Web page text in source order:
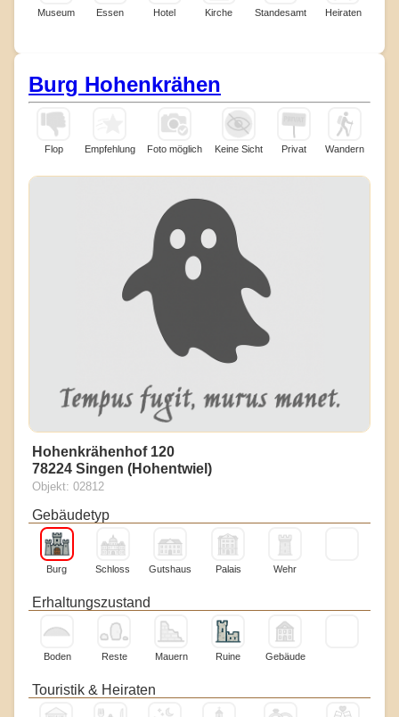
Museum Essen Hotel Kirche Standesamt Heiraten
Burg Hohenkrähen
Flop Empfehlung Foto möglich Keine Sicht Privat Wandern
Hohenkrähenhof 120
78224 Singen (Hohentwiel)
Objekt: 02812
Gebäudetyp
Burg Schloss Gutshaus Palais Wehr
Erhaltungszustand
Boden Reste Mauern Ruine Gebäude
Touristik & Heiraten